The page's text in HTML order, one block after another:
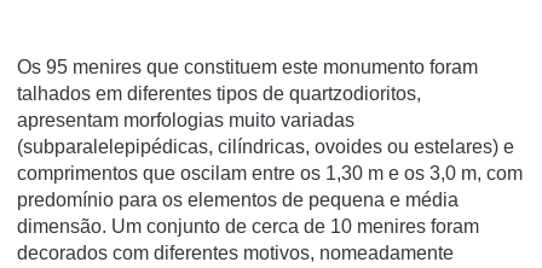
Os 95 menires que constituem este monumento foram
talhados em diferentes tipos de quartzodioritos,
apresentam morfologias muito variadas
(subparalelepipédicas, cilíndricas, ovoides ou estelares) e
comprimentos que oscilam entre os 1,30 m e os 3,0 m, com
predomínio para os elementos de pequena e média
dimensão. Um conjunto de cerca de 10 menires foram
decorados com diferentes motivos, nomeadamente